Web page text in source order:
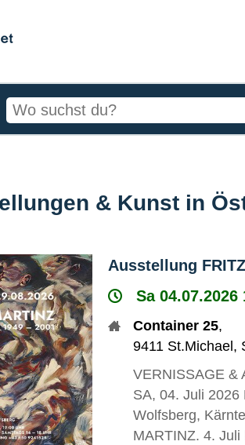
& Kunst in
Ausstellung
Sa
Container 25,
9411 St.Michael ,
VERNISSAGE &
SA, 04. Juli 2026
Wolfsberg,
MARTINZ. 4.